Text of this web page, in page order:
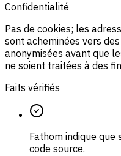
Confidentialité
Pas de cookies; les
sont acheminées vers
anonymisées avant que
ne soient traitées à des
Faits vérifiés
Fathom indique que
code source.